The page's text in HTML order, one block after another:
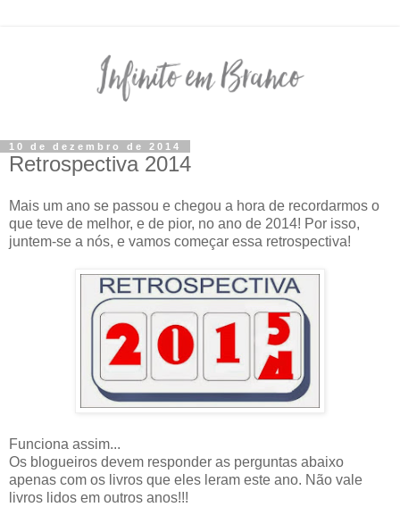
10 de dezembro de 2014
Retrospectiva 2014
Mais um ano se passou e chegou a hora de recordarmos o
que teve de melhor, e de pior, no ano de 2014! Por isso,
juntem-se a nós, e vamos começar essa retrospectiva!
Funciona assim...
Os blogueiros devem responder as perguntas abaixo
apenas com os livros que eles leram este ano. Não vale
livros lidos em outros anos!!!